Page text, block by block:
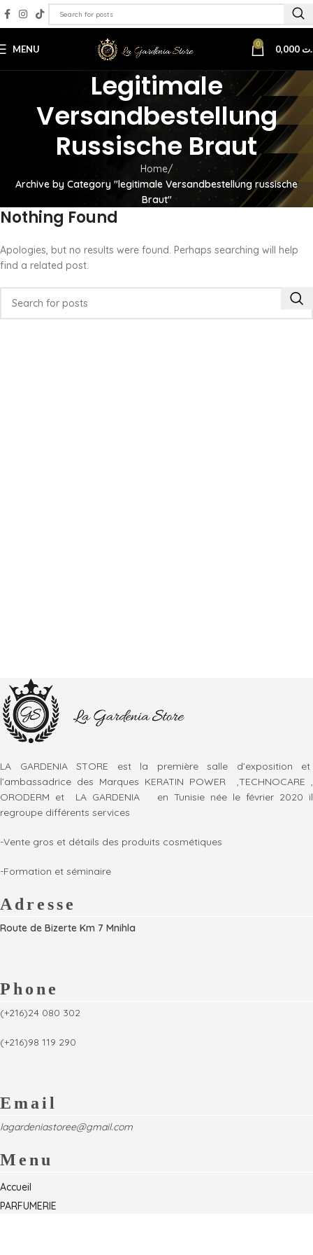
MENU 0
Legitimale
Versandbestellung
Russische Braut
Home
Archive by Category "legitimale Versandbestellung russische
Braut"
Nothing Found
Apologies, but no results were found. Perhaps searching will help
find a related post.
LA GARDENIA STORE est la première salle d’exposition et
l’ambassadrice des Marques KERATIN POWER ,TECHNOCARE ,
ORODERM et LA GARDENIA en Tunisie née le février 2020 il
regroupe différents services
-Vente gros et détails des produits cosmétiques
-Formation et séminaire
Adresse
Route de Bizerte Km 7 Mnihla
Phone
(+216)24 080 302
(+216)98 119 290
Email
lagardeniastoree@gmail.com
Menu
Accueil
PARFUMERIE